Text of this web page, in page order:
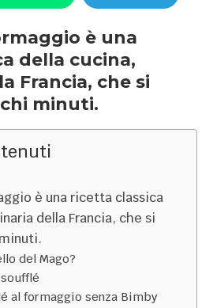
è una
della cucina,
Francia, che si
minuti.
è una ricetta classica
della Francia, che si
del Mago?
al formaggio senza Bimby